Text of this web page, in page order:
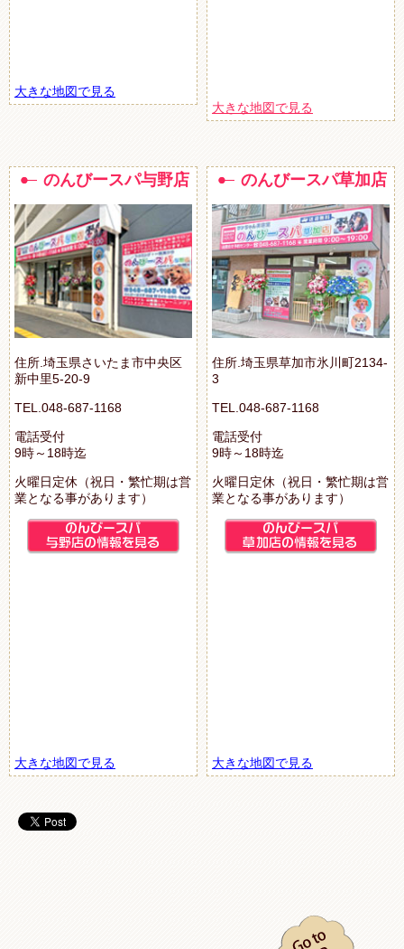
大きな地図で見る
大きな地図で見る
のんびースパ与野店
住所.埼玉県さいたま市中央区
新中里5-20-9
TEL.048-687-1168
電話受付
9時～18時迄
火曜日定休（祝日・繁忙期は営
業となる事があります）
大きな地図で見る
のんびースパ草加店
住所.埼玉県草加市氷川町2134-
3
TEL.048-687-1168
電話受付
9時～18時迄
火曜日定休（祝日・繁忙期は営
業となる事があります）
大きな地図で見る